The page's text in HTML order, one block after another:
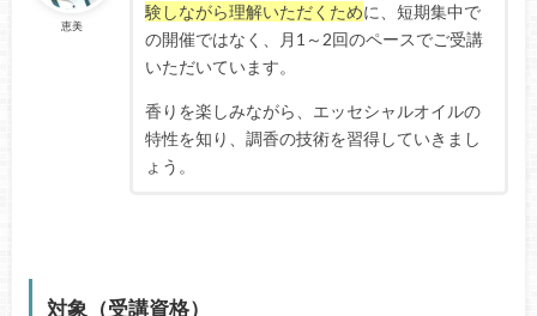
恵美
験しながら理解いただくために、短期集中で
の開催ではなく、月1～2回のペースでご受講
いただいています。
香りを楽しみながら、エッセシャルオイルの
特性を知り、調香の技術を習得していきまし
ょう。
対象（受講資格）